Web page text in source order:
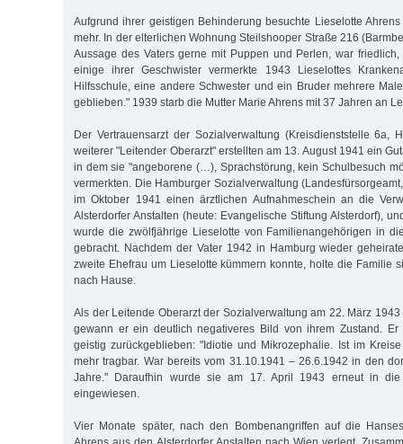
Aufgrund ihrer geistigen Behinderung besuchte Lieselotte
mehr. In der elterlichen Wohnung Steilshooper Straße 216
Aussage des Vaters gerne mit Puppen und Perlen, war
einige ihrer Geschwister vermerkte 1943 Lieselottes
Hilfsschule, eine andere Schwester und ein Bruder mehrere
geblieben." 1939 starb die Mutter Marie Ahrens mit 37 Jahren an
Der Vertrauensarzt der Sozialverwaltung (Kreisdienststelle 6a,
weiterer "Leitender Oberarzt" erstellten am 13. August 1941 ein
in dem sie "angeborene (…), Sprachstörung, kein Schulbesuch
vermerkten. Die Hamburger Sozialverwaltung
im Oktober 1941 einen ärztlichen Aufnahmeschein an die
Alsterdorfer Anstalten (heute: Evangelische Stiftung Alsterdorf),
wurde die zwölfjährige Lieselotte von Familienangehörigen in
gebracht. Nachdem der Vater 1942 in Hamburg wieder
zweite Ehefrau um Lieselotte kümmern konnte, holte die Familie
nach Hause.
Als der Leitende Oberarzt der Sozialverwaltung am 22. März
gewann er ein deutlich negativeres Bild von ihrem Zustand.
geistig zurückgeblieben: "Idiotie und Mikrozephalie. Ist im
mehr tragbar. War bereits vom 31.10.1941 – 26.6.1942 in den
Jahre." Daraufhin wurde sie am 17. April 1943 erneut in die
eingewiesen.
Vier Monate später, nach den Bombenangriffen auf die